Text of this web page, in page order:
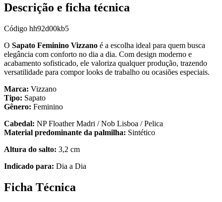
Descrição e ficha técnica
Código hh92d00kb5
O Sapato Feminino Vizzano é a escolha ideal para quem busca
elegância com conforto no dia a dia. Com design moderno e
acabamento sofisticado, ele valoriza qualquer produção, trazendo
versatilidade para compor looks de trabalho ou ocasiões especiais.
Marca: Vizzano
Tipo: Sapato
Gênero: Feminino
Cabedal: NP Floather Madri / Nob Lisboa / Pelica
Material predominante da palmilha: Sintético
Altura do salto: 3,2 cm
Indicado para: Dia a Dia
Ficha Técnica